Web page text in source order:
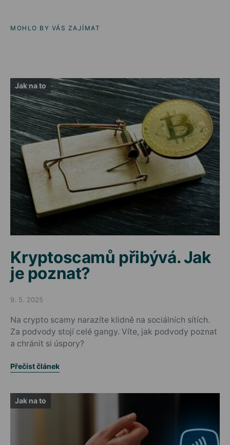
MOHLO BY VÁS ZAJÍMAT
Jak na to
Kryptoscamů přibývá. Jak
je poznat?
Posted on
9. 5. 2025
Na crypto scamy narazíte klidně na sociálních sítích.
Za podvody stojí celé gangy. Víte, jak podvody poznat
a chránit si úspory?
Přečíst článek
Jak na to